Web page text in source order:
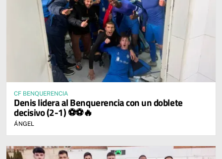
CF BENQUERENCIA
Denis lidera al Benquerencia con un doblete
decisivo (2-1) ⚽⚽🔥
ÁNGEL